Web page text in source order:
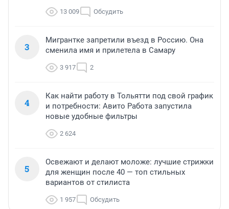
13 009 Обсудить
3
Мигрантке запретили въезд в Россию. Она
сменила имя и прилетела в Самару
3 917 2
4
Как найти работу в Тольятти под свой график
и потребности: Авито Работа запустила
новые удобные фильтры
2 624
5
Освежают и делают моложе: лучшие стрижки
для женщин после 40 — топ стильных
вариантов от стилиста
1 957 Обсудить